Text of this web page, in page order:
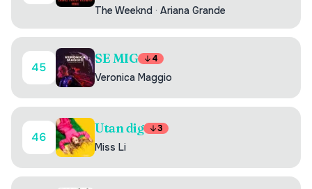
The Weeknd · Ariana Grande
45
SE MIG 4
Veronica Maggio
46
Utan dig 3
Miss Li